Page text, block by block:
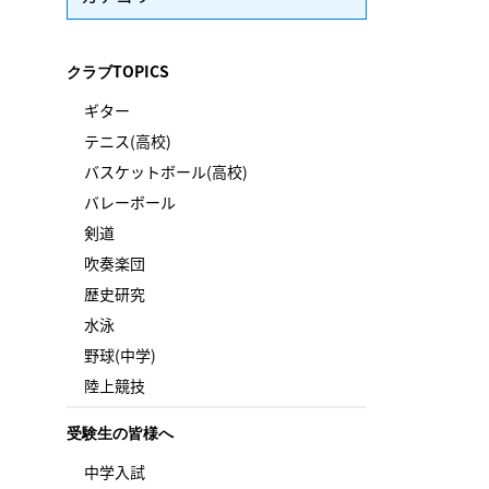
クラブTOPICS
ギター
テニス(高校)
バスケットボール(高校)
バレーボール
剣道
吹奏楽団
歴史研究
水泳
野球(中学)
陸上競技
受験生の皆様へ
中学入試